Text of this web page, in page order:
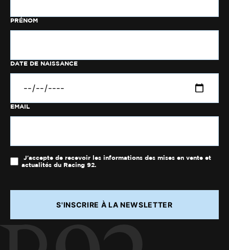
PRÉNOM
DATE DE NAISSANCE
EMAIL
J'accepte de recevoir les informations des mises en vente et
actualités du Racing 92.
S'INSCRIRE À LA NEWSLETTER